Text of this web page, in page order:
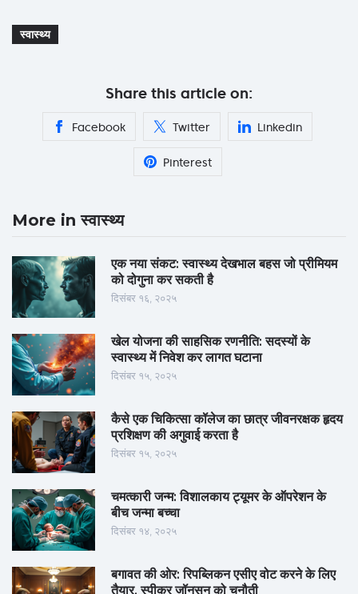
स्वास्थ्य
Share this article on:
Facebook Twitter Linkedin
Pinterest
More in स्वास्थ्य
एक नया संकट: स्वास्थ्य देखभाल बहस जो प्रीमियम
को दोगुना कर सकती है
दिसंबर १६, २०२५
खेल योजना की साहसिक रणनीति: सदस्यों के
स्वास्थ्य में निवेश कर लागत घटाना
दिसंबर १५, २०२५
कैसे एक चिकित्सा कॉलेज का छात्र जीवनरक्षक हृदय
प्रशिक्षण की अगुवाई करता है
दिसंबर १५, २०२५
चमत्कारी जन्म: विशालकाय ट्यूमर के ऑपरेशन के
बीच जन्मा बच्चा
दिसंबर १४, २०२५
बगावत की ओर: रिपब्लिकन एसीए वोट करने के लिए
तैयार, स्पीकर जॉनसन को चुनौती